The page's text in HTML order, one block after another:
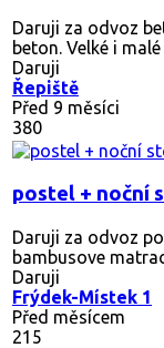
Daruji za odvoz
beton. Velké i
Daruji
Řepiště
Před 9 měsíci
380
postel + noční
Daruji za odvoz
bambusove
Daruji
Frýdek-Místek 1
Před měsícem
215